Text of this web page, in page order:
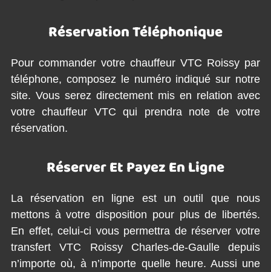
Réservation Téléphonique
Pour commander votre chauffeur VTC Roissy par
téléphone, composez le numéro indiqué sur notre
site. Vous serez directement mis en relation avec
votre chauffeur VTC qui prendra note de votre
réservation.
Réserver Et Payez En Ligne
La réservation en ligne est un outil que nous
mettons à votre disposition pour plus de libertés.
En effet, celui-ci vous permettra de réserver votre
transfert VTC Roissy Charles-de-Gaulle depuis
n’importe où, à n’importe quelle heure. Aussi une